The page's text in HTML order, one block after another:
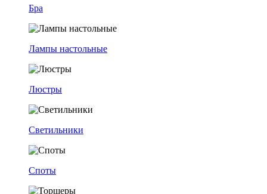
Бра
Лампы настольные
Люстры
Светильники
Споты